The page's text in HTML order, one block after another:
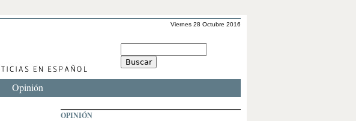
Viernes 28 Octubre 2016
Opinión
OPINIÓN